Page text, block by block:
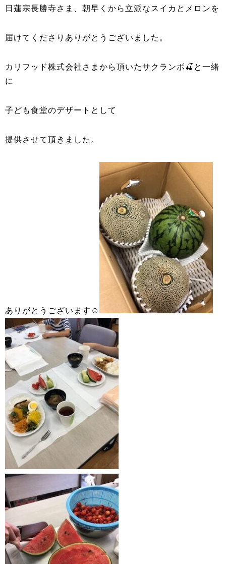
日蓮宗長勝寺さま、朝早くから立派なスイカとメロンを
届けてくださりありがとうございました。
カリフッド株式会社さまから頂いたサクランボ🍒と一緒
に
子ども食堂のデザートとして
提供させて頂きました。
ありがとうございます☺